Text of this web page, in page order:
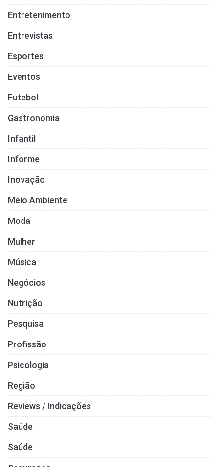
Entretenimento
Entrevistas
Esportes
Eventos
Futebol
Gastronomia
Infantil
Informe
Inovação
Meio Ambiente
Moda
Mulher
Música
Negócios
Nutrição
Pesquisa
Profissão
Psicologia
Região
Reviews / Indicações
Saúde
Saúde